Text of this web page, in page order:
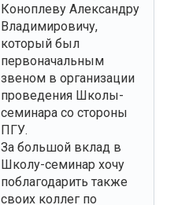
Коноплеву Александру
Владимировичу,
который был
первоначальным
звеном в организации
проведения Школы-
семинара со стороны
ПГУ.
За большой вклад в
Школу-семинар хочу
поблагодарить также
своих коллег по